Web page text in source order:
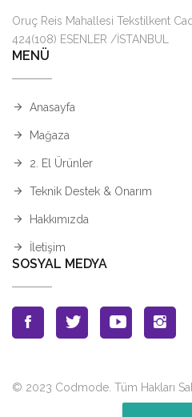
Oruç Reis Mahallesi Tekstilkent
424(108) ESENLER /İSTANBUL
MENÜ
Anasayfa
Mağaza
2. El Ürünler
Teknik Destek & Onarım
Hakkımızda
İletişim
SOSYAL MEDYA
© 2023 Codmode. Tüm Hakları